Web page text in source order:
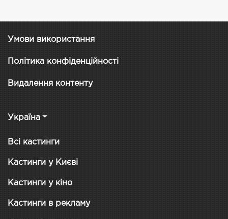
Умови використання
Політика конфіденційності
Видалення контенту
Україна
Всі кастинги
Кастинги у Києві
Кастинги у кіно
Кастинги в рекламу